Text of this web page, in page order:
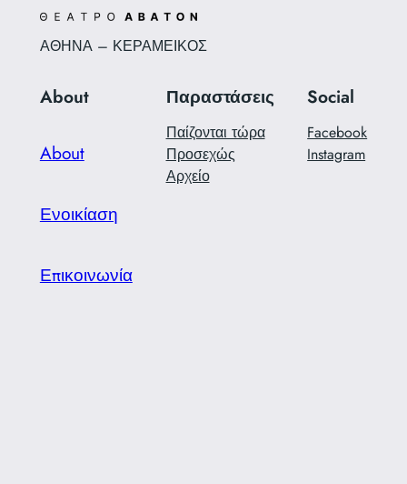
ΑΘΗΝΑ – ΚΕΡΑΜΕΙΚΟΣ
About
About
Ενοικίαση
Επικοινωνία
Παραστάσεις
Παίζονται τώρα
Προσεχώς
Αρχείο
Social
Facebook
Instagram